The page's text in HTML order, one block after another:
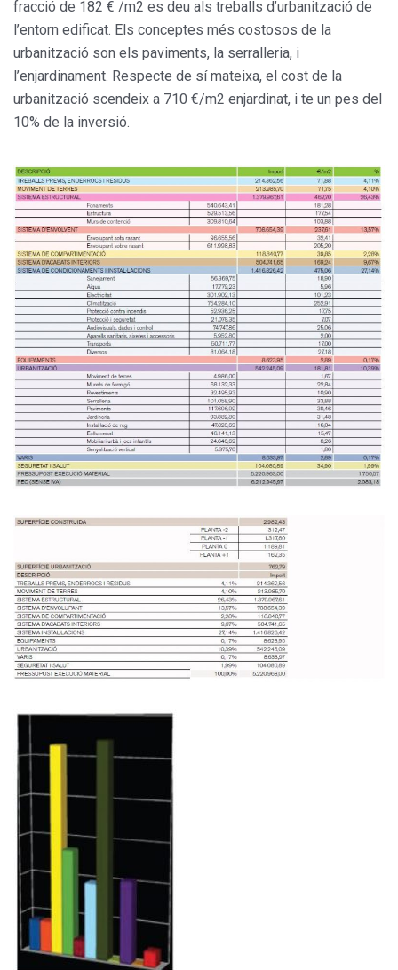
fracció de 182 € /m2 es deu als treballs d’urbanització de
l’entorn edificat. Els conceptes més costosos de la
urbanització son els paviments, la serralleria, i
l’enjardinament. Respecte de sí mateixa, el cost de la
urbanització scendeix a 710 €/m2 enjardinat, i te un pes del
10% de la inversió.